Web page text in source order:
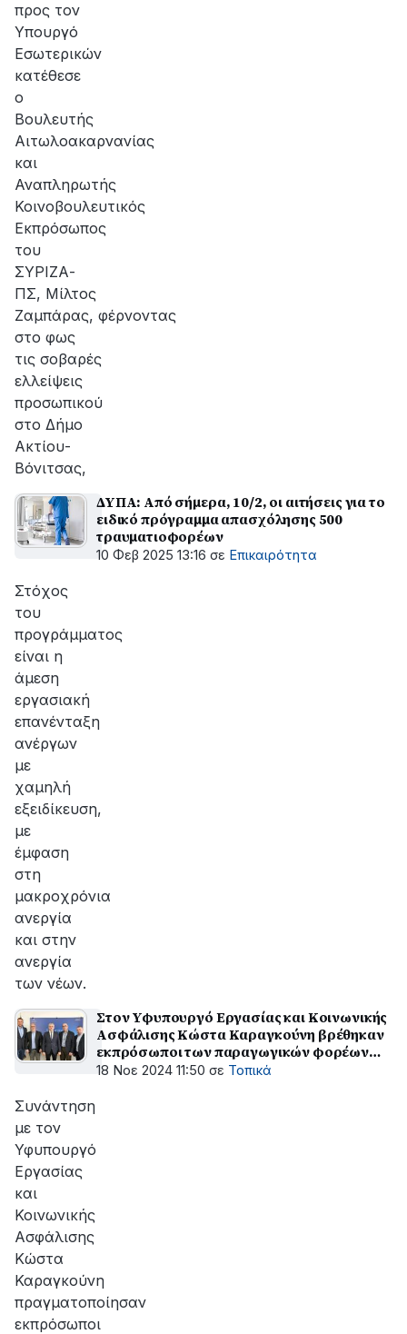
προς τον
Υπουργό
Εσωτερικών
κατέθεσε
ο
Βουλευτής
Αιτωλοακαρνανίας
και
Αναπληρωτής
Κοινοβουλευτικός
Εκπρόσωπος
του
ΣΥΡΙΖΑ-
ΠΣ, Μίλτος
Ζαμπάρας, φέρνοντας
στο φως
τις σοβαρές
ελλείψεις
προσωπικού
στο Δήμο
Ακτίου-
Βόνιτσας,
ΔΥΠΑ: Από σήμερα, 10/2, οι αιτήσεις για το
ειδικό πρόγραμμα απασχόλησης 500
τραυματιοφορέων
10 Φεβ 2025 13:16 σε Επικαιρότητα
Στόχος
του
προγράμματος
είναι η
άμεση
εργασιακή
επανένταξη
ανέργων
με
χαμηλή
εξειδίκευση,
με
έμφαση
στη
μακροχρόνια
ανεργία
και στην
ανεργία
των νέων.
Στον Υφυπουργό Εργασίας και Κοινωνικής
Ασφάλισης Κώστα Καραγκούνη βρέθηκαν
εκπρόσωποι των παραγωγικών φορέων
της Αιτωλοακαρνανίας
18 Νοε 2024 11:50 σε Τοπικά
Συνάντηση
με τον
Υφυπουργό
Εργασίας
και
Κοινωνικής
Ασφάλισης
Κώστα
Καραγκούνη
πραγματοποίησαν
εκπρόσωποι